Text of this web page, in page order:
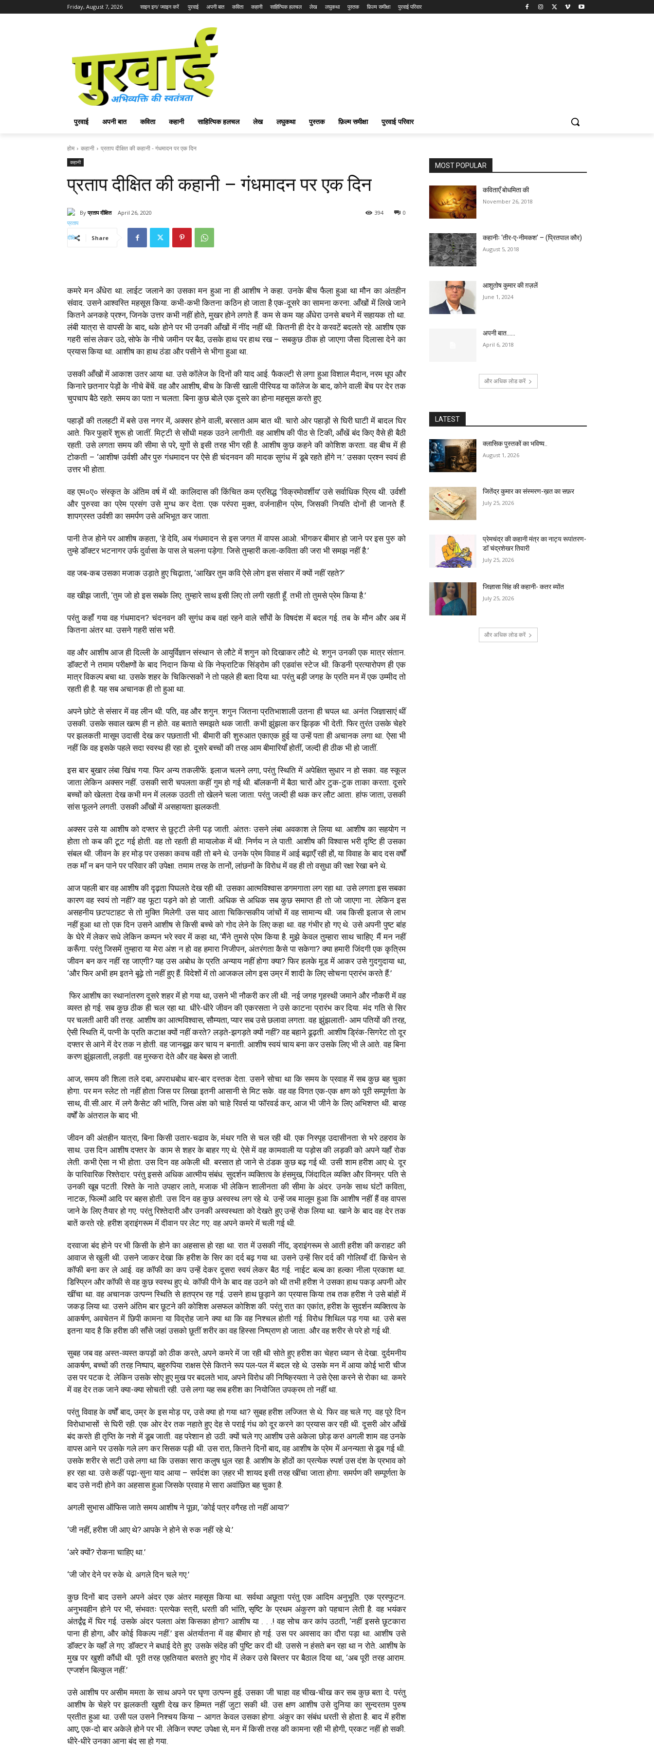
Friday, August 7, 2026 साइन इन/ ज्वाइन करें पुरवाई अपनी बात कविता कहानी साहित्यिक हलचल लेख लघुकथा पुस्तक फ़िल्म समीक्षा पुरवाई परिवार
पुरवाई अपनी बात कविता कहानी साहित्यिक हलचल लेख लघुकथा पुस्तक फ़िल्म समीक्षा पुरवाई परिवार
होम कहानी प्रताप दीक्षित की कहानी - गंधमादन पर एक दिन
कहानी
प्रताप दीक्षित की कहानी – गंधमादन पर एक दिन
By प्रताप दीक्षित April 26, 2020 0
394
Share
कमरे मन अँधेरा था. लाईट जलाने का उसका मन हुआ ना ही आशीष ने कहा. उनके बीच फैला हुआ था मौन का अंतहीन
संवाद. उसने आश्वस्ति महसूस किया. कभी-कभी कितना कठिन हो जाता है एक-दूसरे का सामना करना. आँखों में लिखे जाने
कितने अनकहे प्रश्न, जिनके उत्तर कभी नहीं होते, मुखर होने लगते हैं. कम से कम यह अँधेरा उनसे बचने में सहायक तो था.
लंबी यात्रा से वापसी के बाद, थके होने पर भी उनकी आँखों में नींद नहीं थी. कितनी ही देर वे करवटें बदलते रहे. आशीष एक
गहरी सांस लेकर उठे, सोफे के नीचे जमीन पर बैठ, उसके हाथ पर हाथ रख – सबकुछ ठीक हो जाएगा जैसा दिलासा देने का
प्रयास किया था. आशीष का हाथ ठंडा और पसीने से भीगा हुआ था.
उसकी आँखों में आकाश उतर आया था. उसे कॉलेज के दिनों की याद आई. फैकल्टी से लगा हुआ विशाल मैदान, नरम धूप और
किनारे छतनार पेड़ों के नीचे बेंचें. वह और आशीष, बीच के किसी खाली पीरियड या कॉलेज के बाद, कोने वाली बेंच पर देर तक
चुपचाप बैठे रहते. समय का पता न चलता. बिना कुछ बोले एक दूसरे का होना महसूस करते हुए.
पहाड़ों की तलहटी में बसे उस नगर में, अक्सर होने वाली, बरसात आम बात थी. चारो ओर पहाड़ों से घिरी घाटी में बादल घिर
आते. फिर फुहारें शुरू हो जातीं. मिट्टी से सोंधी महक उठने लागीती. वह आशीष की पीठ से टिकी, आँखें बंद किए वैसे ही बैठी
रहती. उसे लगता समय की सीमा से परे, युगों से इसी तरह भीग रही है. आशीष कुछ कहने की कोशिश करता. वह बीच में ही
टोकती – ‘आशीष! उर्वशी और पुरु गंधमादन पर ऐसे ही चंदनवन की मादक सुगंध में डूबे रहते होंगे न.’ उसका प्रश्न स्वयं ही
उत्तर भी होता.
वह एम०ए० संस्कृत के अंतिम वर्ष में थी. कालिदास की किंचित कम प्रसिद्ध ‘विक्रमोवर्शीय’ उसे सर्वाधिक प्रिय थी. उर्वशी
और पुरुरवा का प्रेम प्रसंग उसे मुग्ध कर देता. एक परंपरा मुक्त, वर्जनाहीन प्रेम, जिसकी नियति दोनों ही जानते हैं.
शापग्रस्त उर्वशी का समर्पण उसे अभिभूत कर जाता.
पानी तेज होने पर आशीष कहता, ‘हे देवि, अब गंधमादन से इस जगत में वापस आओ. भीगकर बीमार हो जाने पर इस पुरु को
तुम्हे डॉक्टर भटनागर उर्फ दुर्वासा के पास ले चलना पड़ेगा. जिसे तुम्हारी कला-कविता की जरा भी समझ नहीं है.’
वह जब-कब उसका मजाक उड़ाते हुए चिढ़ाता, ‘आखिर तुम कवि ऐसे लोग इस संसार में क्यों नहीं रहते?’
वह खीझ जाती, ‘तुम जो हो इस सबके लिए. तुम्हारे साथ इसी लिए तो लगी रहती हूँ. तभी तो तुमसे प्रेम किया है.’
परंतु कहाँ गया वह गंधमादन? चंदनवन की सुगंध कब वहां रहने वाले साँपों के विषदंश में बदल गई. तब के मौन और अब में
कितना अंतर था. उसने गहरी सांस भरी.
वह और आशीष आज ही दिल्ली के आयुर्विज्ञान संस्थान से लौटे में शगुन को दिखाकर लौटे थे. शगुन उनकी एक मात्र संतान.
डॉक्टरों ने तमाम परीक्षणों के बाद निदान किया थे कि नेफ्राटिक सिंड्रोम की एडवांस स्टेज थी. किडनी प्रत्यारोपण ही एक
मात्र विकल्प बचा था. उसके शहर के चिकित्सकों ने तो पहले ही बता दिया था. परंतु बड़ी जगह के प्रति मन में एक उम्मीद तो
रहती ही है. यह सब अचानक ही तो हुआ था.
अपने छोटे से संसार में वह लीन थी. पति, वह और शगुन. शगुन जितना प्रतिभाशाली उतना ही चपल था. अनंत जिज्ञासाएं थीं
उसकी. उसके सवाल खत्म ही न होते. वह बताते समझते थक जाती. कभी झुंझला कर झिड़क भी देती. फिर तुरंत उसके चेहरे
पर झलकती मासूम उदासी देख कर पछताती भी. बीमारी की शुरुआत एकाएक हुई या उन्हें पता ही अचानक लगा था. ऐसा भी
नहीं कि वह इसके पहले सदा स्वस्थ ही रहा हो. दूसरे बच्चों की तरह आम बीमारियाँ होतीं, जल्दी ही ठीक भी हो जातीं.
इस बार बुखार लंबा खिंच गया. फिर अन्य तकलीफें. इलाज चलने लगा, परंतु स्थिति में अपेक्षित सुधार न हो सका. वह स्कूल
जाता लेकिन अक्सर नहीं. उसकी सारी चपलता कहीं गुम हो गई थी. बॉलकनी में बैठा चारों ओर टुक-टुक ताका करता. दूसरे
बच्चों को खेलता देख कभी मन में ललक उठती तो खेलने चला जाता. परंतु जल्दी ही थक कर लौट आता. हांफ जाता, उसकी
सांस फूलने लगती. उसकी आँखों में असहायता झलकती.
अक्सर उसे या आशीष को दफ्तर से छुट्टी लेनी पड़ जाती. अंततः उसने लंबा अवकाश ले लिया था. आशीष का सहयोग न
होता तो कब की टूट गई होती. वह तो रहती ही मायालोक में थी. निर्णय न ले पाती. आशीष की विश्वास भरी दृष्टि ही उसका
संबल थी. जीवन के हर मोड़ पर उसका कवच वही तो बने थे. उनके प्रेम विवाह में आई बढ़ाएँ रही हों, या विवाह के बाद दस वर्षों
तक माँ न बन पाने पर परिवार की उपेक्षा. तमाम तरह के तानों, लांछनों के विरोध में वह ही तो वसुधा की रक्षा रेखा बने थे.
आज पहली बार वह आशीष की दृढ़ता पिघलते देख रही थी. उसका आत्मविश्वास डगमगाता लग रहा था. उसे लगता इस सबका
कारण वह स्वयं तो नहीं? वह फूटा पड़ने को हो जाती. अधिक से अधिक सब कुछ समाप्त ही तो जो जाएगा ना. लेकिन इस
असहनीय छटपटाहट से तो मुक्ति मिलेगी. उस याद आता चिकित्सकीय जांचों में वह सामान्य थी. जब किसी इलाज से लाभ
नहीं हुआ था तो एक दिन उसने आशीष से किसी बच्चे को गोद लेने के लिए कहा था. वह गंभीर हो गए थे. उसे अपनी पुष्ट बांह
के घेरे में लेकर सधे लेकिन कम्पन भरे स्वर में कहा था, ‘मैंने तुमसे प्रेम किया है. मुझे केवल तुम्हारा साथ चाहिए. मैं मन नहीं
करूँगा. परंतु जिसमें तुम्हारा या मेरा अंश न हो वह हमारा निजीपन, अंतरंगता कैसे पा सकेगा? क्या हमारी जिंदगी एक कृत्रिम
जीवन बन कर नहीं रह जाएगी? यह उस अबोध के प्रति अन्याय नहीं होगा क्या? फिर हलके मूड में आकर उसे गुदगुदाया था,
‘और फिर अभी हम इतने बूढ़े तो नहीं हुए हैं. विदेशों में तो आजकल लोग इस उम्र में शादी के लिए सोचना प्रारंभ करते हैं.’
फिर आशीष का स्थानांतरण दूसरे शहर में हो गया था, उसने भी नौकरी कर ली थी. नई जगह गृहस्थी जमाने और नौकरी में वह
व्यस्त हो गई. सब कुछ ठीक ही चल रहा था. धीरे-धीरे जीवन की एकरसता ने उसे काटना प्रारंभ कर दिया. मंद गति से सिर
पर चलती आरी की तरह. आशीष का आत्मविश्वास, सौम्यता, प्यार सब उसे छलावा लगता. वह झुंझलाती- आम पतियों की तरह,
ऐसी स्थिति में, पत्नी के प्रति कटाक्ष क्यों नहीं करते? लड़ते-झगड़ते क्यों नहीं? वह बहाने ढूढ़ती. आशीष ड्रिंक-सिगरेट तो दूर
दफ्तर से आने में देर तक न होती. वह जानबूझ कर चाय न बनाती. आशीष स्वयं चाय बना कर उसके लिए भी ले आते. वह बिना
करण झुंझलाती, लड़ती. वह मुस्करा देते और वह बेबस हो जाती.
आज, समय की शिला तले दबा, अपराधबोध बार-बार दस्तक देता. उसने सोचा था कि समय के प्रवाह में सब कुछ बह चुका
होगा. पर मन स्लेट तो नहीं होता जिस पर लिखा इतनी आसानी से मिट सके. वह वह विगत एक-एक क्षण को पूरी सम्पूर्णता के
साथ, वी.सी.आर. में लगे कैसेट की भांति, जिस अंश को चाहे रिवर्स या फॉरवर्ड कर, आज भी जीने के लिए अभिशप्त थी. बारह
वर्षों के अंतराल के बाद भी.
जीवन की अंतहीन यात्रा, बिना किसी उतार-चढाव के, मंथर गति से चल रही थी. एक निस्पृह उदासीनता से भरे ठहराव के
साथ. उस दिन आशीष दफ्तर के काम से शहर के बाहर गए थे. ऐसे में वह कामवाली या पड़ोस की लड़की को अपने यहाँ रोक
लेती. कभी ऐसा न भी होता. उस दिन वह अकेली थी. बरसात हो जाने से ठंडक कुछ बढ़ गई थी. उसी शाम हरीश आए थे. दूर
के पारिवारिक रिश्तेदार. परंतु इससे अधिक आत्मीय संबंध. सुदर्शन व्यक्तित्व के हंसमुख, जिंदादिल व्यक्ति और विनम्र. पति से
उनकी खूब पटती. रिश्ते के नाते उपहार लाते, मजाक भी लेकिन शालीनता की सीमा के अंदर. उनके साथ घंटों कविता,
नाटक, फिल्मों आदि पर बहस होती. उस दिन वह कुछ अस्वस्थ लग रहे थे. उन्हें जब मालूम हुआ कि आशीष नहीं हैं वह वापस
जाने के लिए तैयार हो गए. परंतु रिश्तेदारी और उनकी अस्वस्थता को देखते हुए उन्हें रोक लिया था. खाने के बाद वह देर तक
बातें करते रहे. हरीश ड्राइंगरूम में दीवान पर लेट गए. वह अपने कमरे में चली गई थी.
दरवाजा बंद होने पर भी किसी के होने का अहसास हो रहा था. रात में उसकी नींद, ड्राइंगरूम से आती हरीश की कराहट की
आवाज से खुली थी. उसने जाकर देखा कि हरीश के सिर का दर्द बढ़ गया था. उसने उन्हें सिर दर्द की गोलियाँ दीं. किचेन से
कॉफी बना कर ले आई. वह कॉफी का कप उन्हें देकर दूसरा स्वयं लेकर बैठ गई. नाईट बल्ब का हल्का नीला प्रकाश था.
डिस्प्रिन और कॉफी से वह कुछ स्वस्थ हुए थे. कॉफी पीने के बाद वह उठने को थी तभी हरीश ने उसका हाथ पकड़ अपनी ओर
खींचा था. वह अचानक उत्पन्न स्थिति से हतप्रभ रह गई. उसने हाथ छुड़ाने का प्रयास किया तब तक हरीश ने उसे बांहों में
जकड़ लिया था. उसने अंतिम बार छूटने की कोशिश असफल कोशिश की. परंतु रात का एकांत, हरीश के सुदर्शन व्यक्तित्व के
आकर्षण, अवचेतन में छिपी कामना या विद्रोह जाने क्या था कि वह निश्चल होती गई. विरोध शिथिल पड़ गया था. उसे बस
इतना याद है कि हरीश की साँसे जहां उसको छूतीं शरीर का वह हिस्सा निष्प्राण हो जाता. और वह शरीर से परे हो गई थी.
सुबह जब वह अस्त-व्यस्त कपड़ों को ठीक करते, अपने कमरे में जा रही थी सोते हुए हरीश का चेहरा ध्यान से देखा. दुर्दमनीय
आकर्षण, बच्चों की तरह निष्पाप, बहुरुपिया राक्षस ऐसे कितने रूप पल-पल में बदल रहे थे. उसके मन में आया कोई भारी चीज
उस पर पटक दे. लेकिन उसके सोए हुए मुख पर बदलते भाव, अपने विरोध की निष्क्रियता ने उसे ऐसा करने से रोका था. कमरे
में वह देर तक जाने क्या-क्या सोचती रही. उसे लगा यह सब हरीश का नियोजित उपक्रम तो नहीं था.
परंतु विवाह के वर्षों बाद, उम्र के इस मोड़ पर, उसे क्या हो गया था? सुबह हरीश लज्जित से थे. फिर वह चले गए. वह पूरे दिन
विरोधाभासों से घिरी रही. एक ओर देर तक नहाते हुए देह से पराई गंध को दूर करने का प्रयास कर रही थी. दूसरी ओर आँखें
बंद करते ही तृप्ति के नशे में डूब जाती. वह परेशान हो उठी. क्यों चले गए आशीष उसे अकेला छोड़ कर! अगली शाम वह उनके
वापस आने पर उसके गले लग कर सिसक पड़ी थी. उस रात, कितने दिनों बाद, वह आशीष के प्रेम में अनन्यता से डूब गई थी.
उसके शरीर से सटी उसे लगा था कि उसका सारा कलुष धुल रहा है. आशीष के होंठों का प्रत्येक स्पर्श उस दंश के प्रभाव को
हर रहा था. उसे कहीं पढ़ा-सुना याद आया – सर्पदंश का ज़हर भी शायद इसी तरह खींचा जाता होगा. समर्पण की सम्पूर्णता के
बाद उसे नदी होने का अहसास हुआ जिसके प्रवाह मे सारा अवांछित बह चुका है.
अगली सुभास ऑफिस जाते समय आशीष ने पूछा, ‘कोई पत्र वगैरह तो नहीं आया?’
‘जी नहीं, हरीश जी आए थे? आपके ने होने से रुक नहीं रहे थे.’
‘अरे क्यों? रोकना चाहिए था.’
‘जी जोर देने पर रुके थे. अगले दिन चले गए.’
कुछ दिनों बाद उसने अपने अंदर एक अंतर महसूस किया था. सर्वथा अछूता परंतु एक आदिम अनुभूति. एक प्रस्फुटन.
अनुभवहीन होने पर भी, संभवतः प्रत्येक स्त्री, धरती की भांति, सृष्टि के प्रथम अंकुरण को पहचान लेती है. वह भयंकर
अंतर्द्वंद्व में घिर गई. उसके अंदर पलता अंश किसका होगा? आशीष या . . .! वह सोच कर कांप उठती, ‘नहीं इससे छूटकारा
पाना ही होगा, और कोई विकल्प नहीं.’ इस अंतर्यातना में वह बीमार हो गई. उस पर अवसाद का दौरा पड़ा था. आशीष उसे
डॉक्टर के यहाँ ले गए. डॉक्टर ने बधाई देते हुए उसके संदेह की पुष्टि कर दी थी. उससे न हंसते बन रहा था न रोते. आशीष के
मुख पर खुशी कौंधी थी. पूरी तरह एहतियात बरतते हुए गोद में लेकर उसे बिस्तर पर बैठाल दिया था, ‘अब पूरी तरह आराम.
एग्जर्शन बिल्कुल नहीं.’
उसे आशीष पर असीम ममता के साथ अपने पर घृणा उत्पन्न हुई. उसका जी चाहा वह चीख-चीख कर सब कुछ बता दे. परंतु
आशीष के चेहरे पर झलकती खुशी देख कर हिम्मत नहीं जुटा सकी थी. उस क्षण आशीष उसे दुनिया का सुन्दरतम पुरुष
प्रतीत हुआ था. उसी पल उसने निश्चय किया – आगत केवल उसका होगा. अंकुर का संबंध धरती से होता है. बाद में हरीश
आए, एक-दो बार अकेले होने पर भी. लेकिन स्पष्ट उपेक्षा से, मन में किसी तरह की कामना रही भी होगी, प्रकट नहीं हो सकी.
धीरे-धीरे उनका आना बंद सा हो गया.
MOST POPULAR
कविताएँ बोधमिता की
November 26, 2018
कहानीः ‘तीर-ए-नीमकश’ – (प्रितपाल कौर)
August 5, 2018
आशुतोष कुमार की ग़ज़लें
June 1, 2024
अपनी बात……
April 6, 2018
और अधिक लोड करें
LATEST
क्लासिक पुस्तकों का भविष्य..
August 1, 2026
जितेंद्र कुमार का संस्मरण-ख़त का सफ़र
July 25, 2026
प्रेमचंद्र की कहानी मंत्र का नाट्य रूपांतरण-
डॉ चंद्रशेखर तिवारी
July 25, 2026
जिज्ञासा सिंह की कहानी- कतर ब्योंत
July 25, 2026
और अधिक लोड करें